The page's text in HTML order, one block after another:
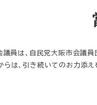
員は、自民党大阪市会議
らは、引き続いてのお力添